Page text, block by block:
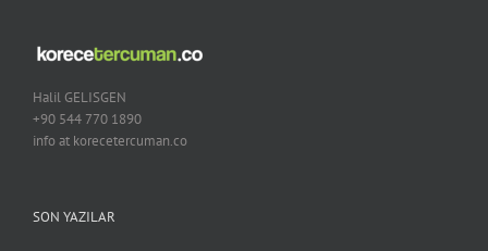
Halil GELISGEN
+90 544 770 1890
info at korecetercuman.co
SON YAZILAR